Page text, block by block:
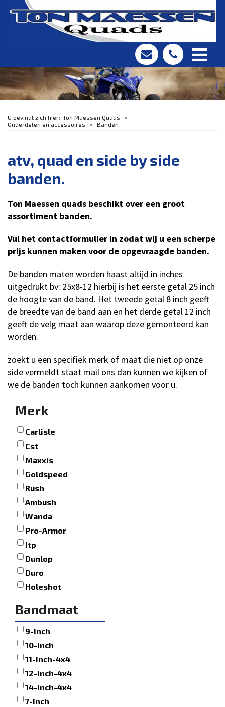
Ton Maessen Quads
Onderdelen en accessoires
Banden
atv, quad en side by side
banden.
Ton Maessen quads beschikt over een groot
assortiment banden.
Vul het contactformulier in zodat wij u een scherpe
prijs kunnen maken voor de opgevraagde banden.
De banden maten worden haast altijd in inches
uitgedrukt bv: 25x8-12 hierbij is het eerste getal 25 inch
de hoogte van de band. Het tweede getal 8 inch geeft
de breedte van de band aan en het derde getal 12 inch
geeft de velg maat aan waarop deze gemonteerd kan
worden.
zoekt u een specifiek merk of maat die niet op onze
side vermeldt staat mail ons dan kunnen we kijken of
we de banden toch kunnen aankomen voor u.
Merk
Carlisle
Cst
Maxxis
Goldspeed
Rush
Ambush
Wanda
Pro-Armor
Itp
Dunlop
Duro
Holeshot
Bandmaat
9-Inch
10-Inch
11-Inch-4x4
12-Inch-4x4
14-Inch-4x4
7-Inch